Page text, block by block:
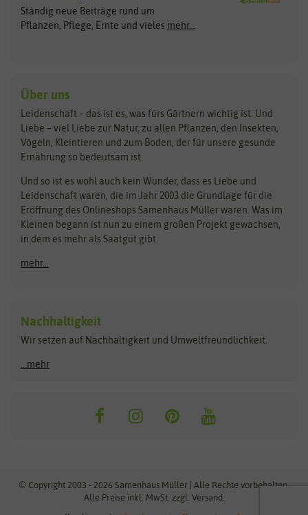
Gemüsesamen
Gründünger
Kräutersamen
Obstsamen
Pilzbrut
Rasensamen
Steckzwiebeln
Zimmer & Kübelpflanzen
Kataloge
Schnäppchen
Anzucht & Gartenzubehör
Anzuchtschalen
Heizmatte & Heizkabel
Kokos-Quelltabletten
Zimmergewächshaus
Maissamen
ASB Greenworld
Benary
Bingenheimer Saatgut
Bionana
BIOWOL
Blumicorn
Bûten Birds
Carl Pabst
COMPO
Dürr-Samen
Feldsaaten Freudenberger
Fertil
Flora Elite
Florissa
Flortis
Franchi Sementi
Hortitops
JUB Holland
Küpper
Ständig neue Beiträge rund um
Pflanzen, Pflege, Ernte und vieles mehr...
Über uns
Leidenschaft – das ist es, was fürs Gärtnern wichtig ist. Und
Liebe – viel Liebe zur Natur, zu allen Pflanzen, den Insekten,
Vögeln, Kleintieren und zum Boden, der für unsere gesunde
Ernährung so bedeutsam ist.
Und so ist es wohl auch kein Wunder, dass es Liebe und
Leidenschaft waren, die im Jahr 2003 die Grundlage für die
Eröffnung des Onlineshops Samenhaus Müller waren. Was im
Kleinen begann ist nun zu einem großen Projekt gewachsen,
in dem es mehr als Saatgut gibt.
mehr...
Nachhaltigkeit
Wir setzen auf Nachhaltigkeit und Umweltfreundlichkeit.
...mehr
© Copyright 2003 - 2026 Samenhaus Müller | Alle Rechte vorbehalten.
Alle Preise inkl. MwSt. zzgl. Versand.